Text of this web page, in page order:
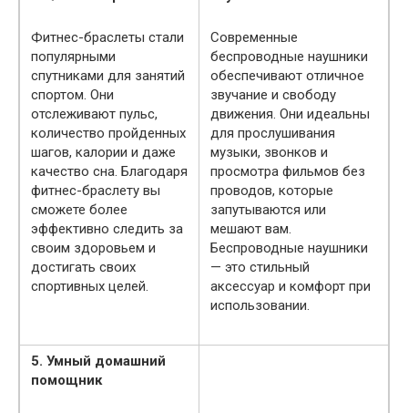
Фитнес-браслеты стали
популярными
спутниками для занятий
спортом. Они
отслеживают пульс,
количество пройденных
шагов, калории и даже
качество сна. Благодаря
фитнес-браслету вы
сможете более
эффективно следить за
своим здоровьем и
достигать своих
спортивных целей.
Современные
беспроводные наушники
обеспечивают отличное
звучание и свободу
движения. Они идеальны
для прослушивания
музыки, звонков и
просмотра фильмов без
проводов, которые
запутываются или
мешают вам.
Беспроводные наушники
— это стильный
аксессуар и комфорт при
использовании.
5. Умный домашний
помощник